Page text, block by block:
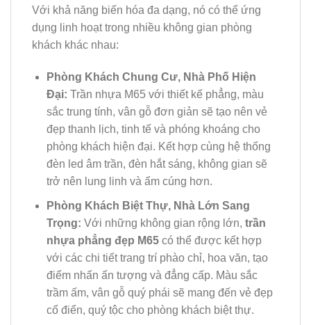
Với khả năng biến hóa đa dạng, nó có thể ứng
dụng linh hoạt trong nhiều không gian phòng
khách khác nhau:
Phòng Khách Chung Cư, Nhà Phố Hiện
Đại: Trần nhựa M65 với thiết kế phẳng, màu
sắc trung tính, vân gỗ đơn giản sẽ tạo nên vẻ
đẹp thanh lịch, tinh tế và phóng khoáng cho
phòng khách hiện đại. Kết hợp cùng hệ thống
đèn led âm trần, đèn hắt sáng, không gian sẽ
trở nên lung linh và ấm cúng hơn.
Phòng Khách Biệt Thự, Nhà Lớn Sang
Trọng: Với những không gian rộng lớn, trần
nhựa phẳng đẹp M65có thể được kết hợp
với các chi tiết trang trí phào chỉ, hoa văn, tạo
điểm nhấn ấn tượng và đẳng cấp. Màu sắc
trầm ấm, vân gỗ quý phái sẽ mang đến vẻ đẹp
cổ điển, quý tộc cho phòng khách biệt thự.